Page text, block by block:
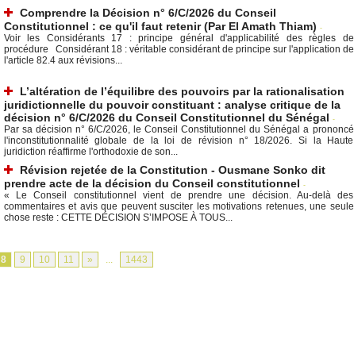
Comprendre la Décision n° 6/C/2026 du Conseil
Constitutionnel : ce qu'il faut retenir (Par El Amath Thiam) -
Voir les Considérants 17 : principe général d'applicabilité des règles de
procédure Considérant 18 : véritable considérant de principe sur l'application de
l'article 82.4 aux révisions...
L’altération de l’équilibre des pouvoirs par la rationalisation
juridictionnelle du pouvoir constituant : analyse critique de la
décision n° 6/C/2026 du Conseil Constitutionnel du Sénégal -
Par sa décision n° 6/C/2026, le Conseil Constitutionnel du Sénégal a prononcé
l'inconstitutionnalité globale de la loi de révision n° 18/2026. Si la Haute
juridiction réaffirme l'orthodoxie de son...
Révision rejetée de la Constitution - Ousmane Sonko dit
prendre acte de la décision du Conseil constitutionnel -
« Le Conseil constitutionnel vient de prendre une décision. Au-delà des
commentaires et avis que peuvent susciter les motivations retenues, une seule
chose reste : CETTE DÉCISION S’IMPOSE À TOUS...
8 9 10 11 » ... 1443